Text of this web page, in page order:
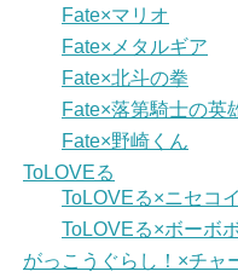
Fate×マリオ
Fate×メタルギア
Fate×北斗の拳
Fate×落第騎士の英
Fate×野崎くん
ToLOVEる
ToLOVEる×ニセコイ
ToLOVEる×ボーボ
がっこうぐらし！×チャ